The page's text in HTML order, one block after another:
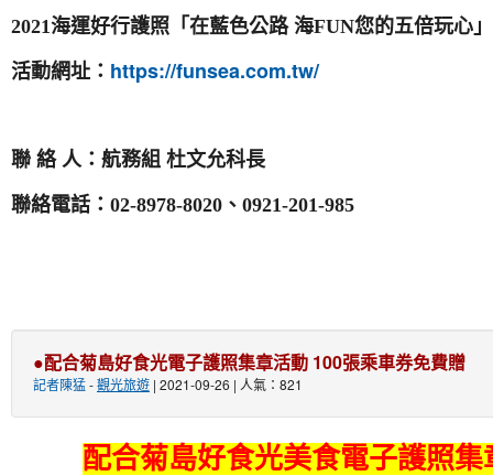
2021海運好行護照「在藍色公路 海FUN您的五倍玩心
活動網址： https://funsea.com.tw/
聯 絡 人：航務組 杜文允科長
聯絡電話： 02-8978-8020 、 0921-201-985
●配合菊島好食光電子護照集章活動 100張乘車券免費贈
記者陳猛-觀光旅遊 | 2021-09-26 | 人氣：821
配合菊島好食光美食電子護照集